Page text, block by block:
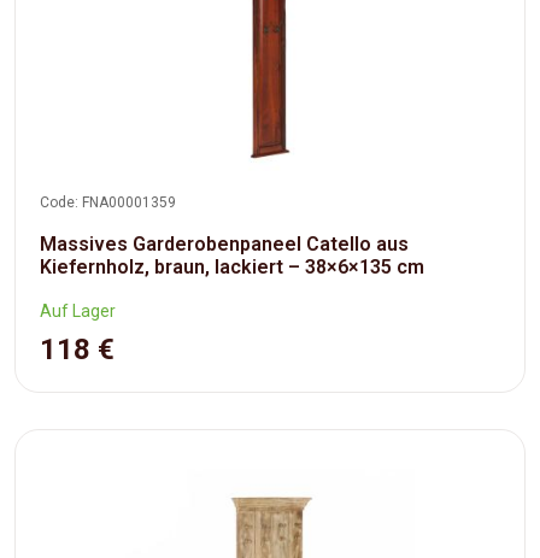
Code: FNA00001359
Massives Garderobenpaneel Catello aus
Kiefernholz, braun, lackiert – 38×6×135 cm
Auf Lager
118 €